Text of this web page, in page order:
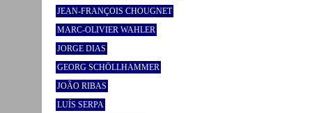
JEAN-FRANÇOIS CHOUGNET
MARC-OLIVIER WAHLER
JORGE DIAS
GEORG SCHÖLLHAMMER
JOÃO RIBAS
LUÍS SERPA